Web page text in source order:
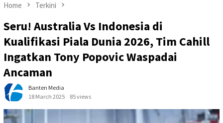
Home Terkini
Seru! Australia Vs Indonesia di
Kualifikasi Piala Dunia 2026, Tim Cahill
Ingatkan Tony Popovic Waspadai
Ancaman
Banten Media
18 March 2025
85 views